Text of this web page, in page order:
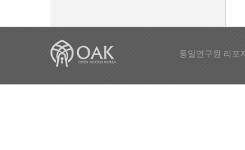
통일연구원 리포